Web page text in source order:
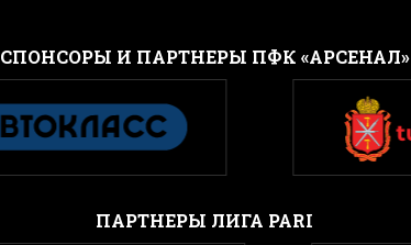
CПОНСОРЫ И ПАРТНЕРЫ ПФК «АРСЕНАЛ»
ПАРТНЕРЫ ЛИГА PARI